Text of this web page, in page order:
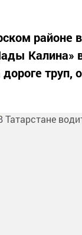
районе
Калина»
труп,